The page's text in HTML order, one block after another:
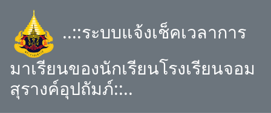
..::ระบบแจ้งเช็คเวลาการ
มาเรียนของนักเรียนโรงเรียนจอม
สุรางค์อุปถัมภ์::..